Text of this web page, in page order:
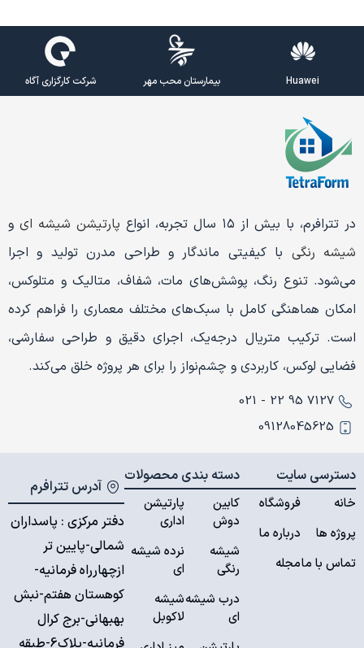
شرکت کارگزاری آگاه بیمارستان محب مهر Huawei
در تترافرم، با بیش از ۱۵ سال تجربه، انواع پارتیشن شیشه ای و
شیشه رنگی با کیفیتی ماندگار و طراحی مدرن تولید و اجرا
می‌شود. تنوع رنگ، پوشش‌های مات، شفاف، متالیک و متلوکس،
امکان هماهنگی کامل با سبک‌های مختلف معماری را فراهم کرده
است. ترکیب متریال درجه‌یک، اجرای دقیق و طراحی سفارشی،
فضایی لوکس، کاربردی و چشم‌نواز را برای هر پروژه خلق می‌کند.
7127 95 22 - 021
09128045625
دسترسی سایت
خانه
پروژه ها
تماس با ما
فروشگاه
درباره ما
مجله
دسته بندی محصولات
کابین
دوش
شیشه
رنگی
درب شیشه
ای
پارتیشن
اداری
نرده شیشه
ای
شیشه
لاکوبل
آدرس تترافرم
دفتر مرکزی : پاسداران
شمالی-پایین تر
ازچهارراه فرمانیه-
کوهستان هفتم-نبش
بهبهانی-برج کرال
فرمانیه-پلاک6-طبقه